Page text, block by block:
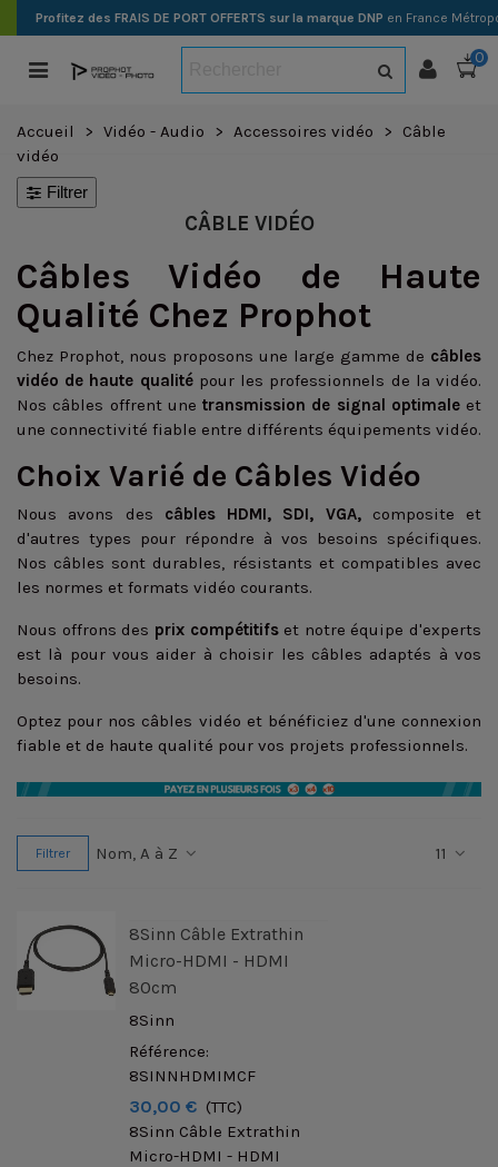
Profitez des FRAIS DE PORT OFFERTS sur la marque DNP en France
0
Accueil > Vidéo - Audio > Accessoires vidéo >
Câble
vidéo
Filtrer
CÂBLE VIDÉO
Câbles Vidéo de Haute
Qualité Chez Prophot
Chez Prophot, nous proposons une large gamme de câbles
vidéo de haute qualitépour les professionnels de la vidéo.
Nos câbles offrent une transmission de signal optimaleet
une connectivité fiable entre différents équipements vidéo.
Choix Varié de Câbles Vidéo
Nous avons des câbles HDMI, SDI, VGA,composite et
d'autres types pour répondre à vos besoins spécifiques.
Nos câbles sont durables, résistants et compatibles avec
les normes et formats vidéo courants.
Nous offrons des prix compétitifset notre équipe d'experts
est là pour vous aider à choisir les câbles adaptés à vos
besoins.
Optez pour nos câbles vidéo et bénéficiez d'une connexion
fiable et de haute qualité pour vos projets professionnels.
Filtrer Nom, A à Z 11
8Sinn Câble Extrathin
Micro-HDMI - HDMI
80cm
8Sinn
Référence:
8SINNHDMIMCF
30,00 € (TTC)
8Sinn Câble Extrathin
Micro-HDMI - HDMI